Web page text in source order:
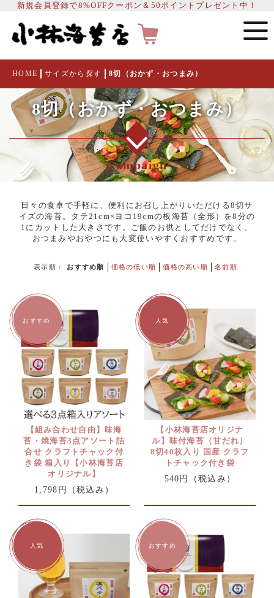
新規会員登録で8%OFFクーポン＆50ポイントプレゼント中！
HOME サイズから探す 8切（おかず・おつまみ）
8切（おかず・おつまみ）
Campaign
日々の食卓で手軽に、便利にお召し上がりいただける8切サ
イズの海苔。タテ21cm×ヨコ19cmの板海苔（全形）を8分の
1にカットした大きさです。ご飯のお供としてだけでなく、
おつまみやおやつにも大変使いやすくおすすめです。
表示順： おすすめ順 価格の低い順 価格の高い順 名前順
【組み合わせ自由】味海
苔・焼海苔3点アソート詰
合せ クラフトチャック付
き袋 箱入り【小林海苔店
オリジナル】
1,798円
（税込み）
【小林海苔店オリジナ
ル】味付海苔（甘だれ）
8切40枚入り 国産 クラフ
トチャック付き袋
540円
（税込み）